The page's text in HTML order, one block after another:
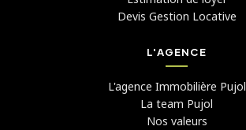
Devis Gestion Locative
L'AGENCE
L'agence Immobilière Pujol
La team Pujol
Nos valeurs